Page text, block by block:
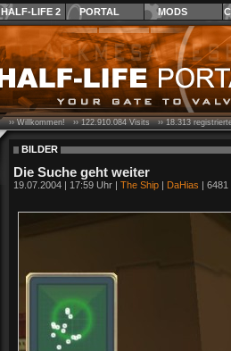
HALF-LIFE 2 PORTAL MODS
›› Willkommen! ››122.910.084Visits ››18.313
BILDER
Die Suche geht weiter
19.07.2004 | 17:59 Uhr | The Ship | DaHias | 6481